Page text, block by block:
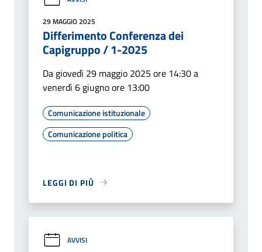
29 MAGGIO 2025
Differimento Conferenza dei
Capigruppo / 1-2025
Da giovedì 29 maggio 2025 ore 14:30 a
venerdì 6 giugno ore 13:00
Comunicazione istituzionale
Comunicazione politica
LEGGI DI PIÙ
AVVISI